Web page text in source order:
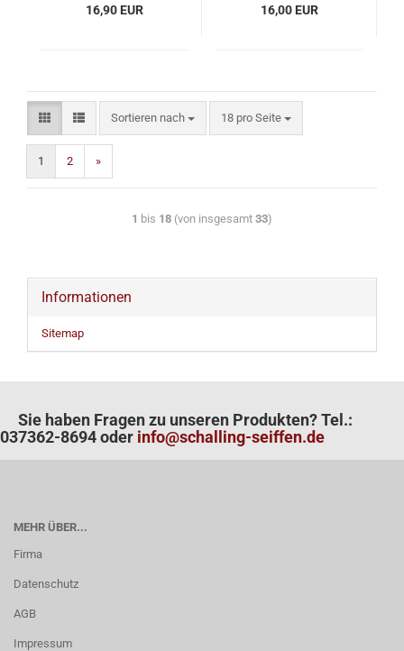
16,90 EUR 16,00 EUR
Sortieren nach 18 pro Seite
1 2 »
1 bis 18 (von insgesamt 33)
Informationen
Sitemap
Sie haben Fragen zu unseren Produkten? Tel.:
037362-8694 oder info@schalling-seiffen.de
MEHR ÜBER...
Firma
Datenschutz
AGB
Impressum